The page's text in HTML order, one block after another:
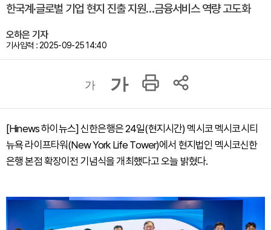
한국계·글로벌 기업 현지 진출 지원…금융서비스 역량 고도화
오하은 기자
기사입력 : 2025-09-25 14:40
가 가
[Hinews 하이뉴스] 신한은행은 24일(현지시간) 멕시코 멕시코시티
뉴욕 라이프타워(New York Life Tower)에서 현지법인 멕시코신한
은행 본점 확장이전 기념식을 개최했다고 오늘 밝혔다.